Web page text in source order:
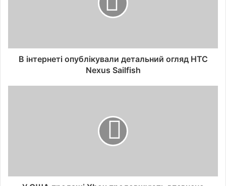
В інтернеті опублікували детальний огляд HTC
Nexus Sailfish